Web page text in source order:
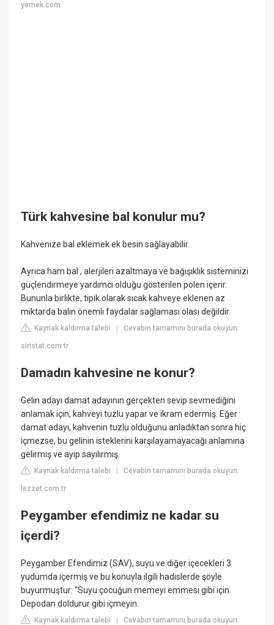
yemek.com
Türk kahvesine bal konulur mu?
Kahvenize bal eklemek ek besin sağlayabilir.
Ayrıca ham bal , alerjileri azaltmaya ve bağışıklık sisteminizi
güçlendirmeye yardımcı olduğu gösterilen polen içerir.
Bununla birlikte, tipik olarak sıcak kahveye eklenen az
miktarda balın önemli faydalar sağlaması olası değildir.
Kaynak kaldırma talebi |Cevabın tamamını burada okuyun:
siristat.com.tr
Damadın kahvesine ne konur?
Gelin adayı damat adayının gerçekten sevip sevmediğini
anlamak için, kahveyi tuzlu yapar ve ikram edermiş. Eğer
damat adayı, kahvenin tuzlu olduğunu anladıktan sonra hiç
içmezse, bu gelinin isteklerini karşılayamayacağı anlamına
gelirmiş ve ayıp sayılırmış.
Kaynak kaldırma talebi |Cevabın tamamını burada okuyun:
lezzet.com.tr
Peygamber efendimiz ne kadar su
içerdi?
Peygamber Efendimiz (SAV), suyu ve diğer içecekleri 3
yudumda içermiş ve bu konuyla ilgili hadislerde şöyle
buyurmuştur: “Suyu çocuğun memeyi emmesi gibi için.
Depodan doldurur gibi içmeyin.
Kaynak kaldırma talebi |Cevabın tamamını burada okuyun: